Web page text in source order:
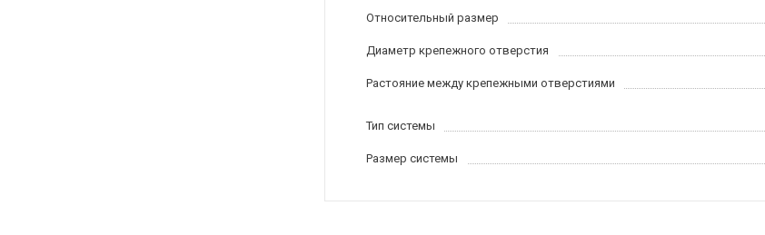
Относительный размер
Диаметр крепежного отверстия
Растояние между крепежными отверстиями
Тип системы
Размер системы